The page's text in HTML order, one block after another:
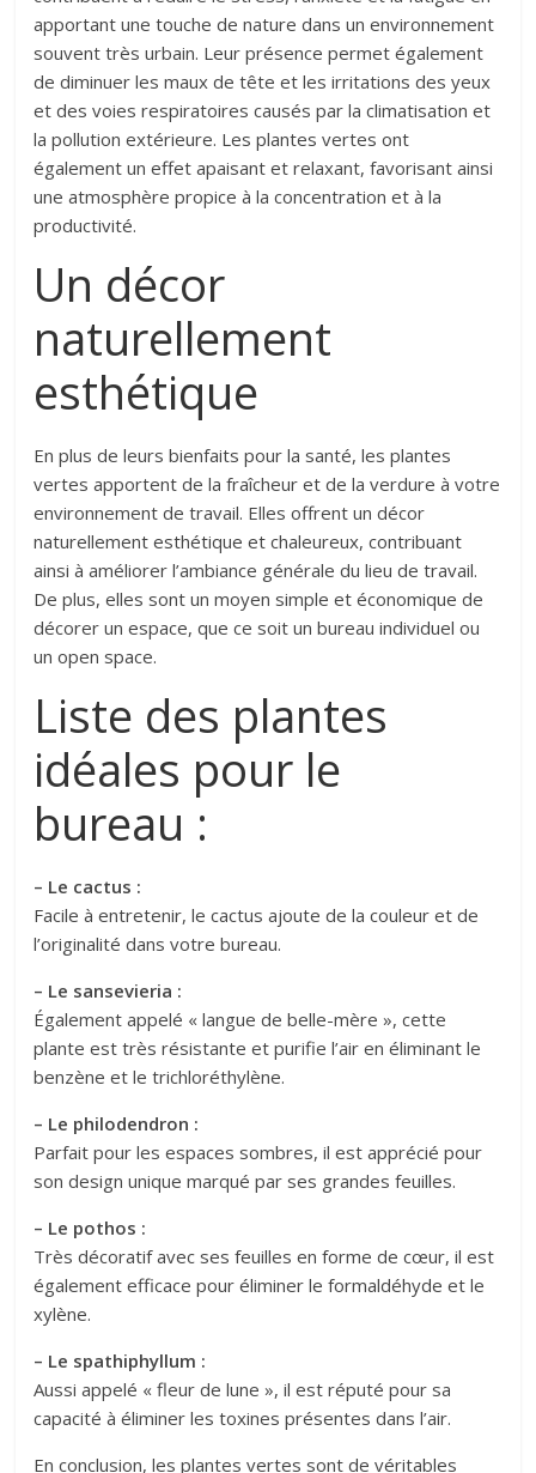
apportant une touche de nature dans un environnement
souvent très urbain. Leur présence permet également
de diminuer les maux de tête et les irritations des yeux
et des voies respiratoires causés par la climatisation et
la pollution extérieure. Les plantes vertes ont
également un effet apaisant et relaxant, favorisant ainsi
une atmosphère propice à la concentration et à la
productivité.
Un décor
naturellement
esthétique
En plus de leurs bienfaits pour la santé, les plantes
vertes apportent de la fraîcheur et de la verdure à votre
environnement de travail. Elles offrent un décor
naturellement esthétique et chaleureux, contribuant
ainsi à améliorer l’ambiance générale du lieu de travail.
De plus, elles sont un moyen simple et économique de
décorer un espace, que ce soit un bureau individuel ou
un open space.
Liste des plantes
idéales pour le
bureau :
– Le cactus :
Facile à entretenir, le cactus ajoute de la couleur et de
l’originalité dans votre bureau.
– Le sansevieria :
Également appelé « langue de belle-mère », cette
plante est très résistante et purifie l’air en éliminant le
benzène et le trichloréthylène.
– Le philodendron :
Parfait pour les espaces sombres, il est apprécié pour
son design unique marqué par ses grandes feuilles.
– Le pothos :
Très décoratif avec ses feuilles en forme de cœur, il est
également efficace pour éliminer le formaldéhyde et le
xylène.
– Le spathiphyllum :
Aussi appelé « fleur de lune », il est réputé pour sa
capacité à éliminer les toxines présentes dans l’air.
En conclusion, les plantes vertes sont de véritables